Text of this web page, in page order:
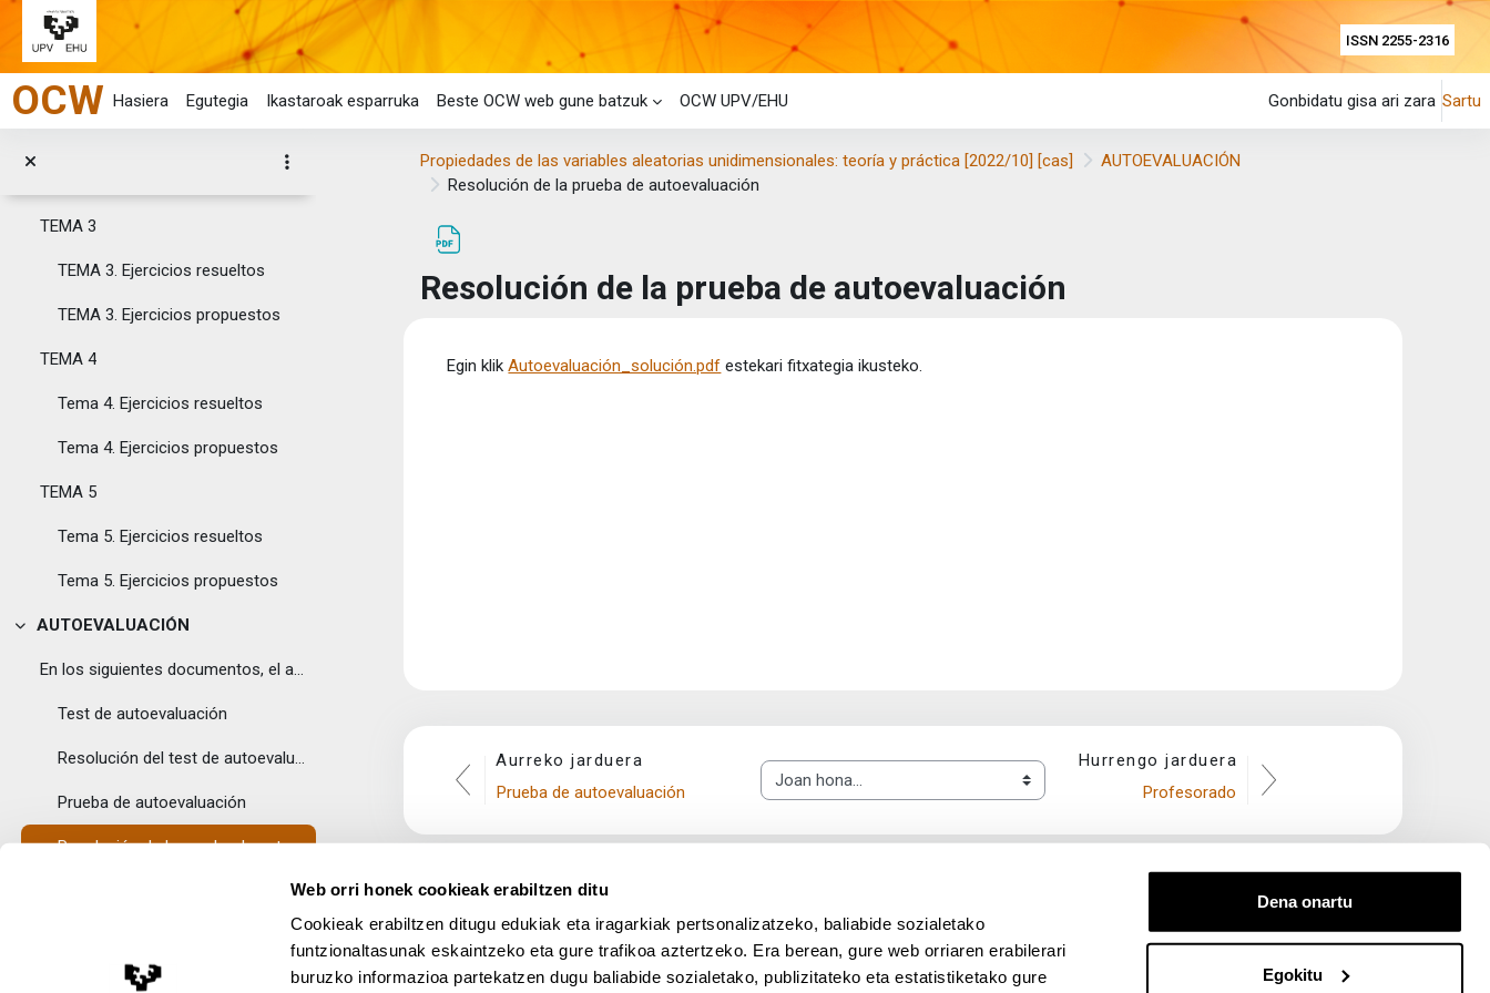
Web orri honek cookieak erabiltzen ditu
Cookieak erabiltzen ditugu edukiak eta iragarkiak pertsonalizatzeko, baliabide sozialetako
funtzionaltasunak eskaintzeko eta gure trafikoa aztertzeko. Era berean, gure web orriaren erabilerari
buruzko informazioa partekatzen dugu baliabide sozialetako, publizitateko eta estatistiketako gure
Dena onartu
Egokitu
ISSN 2255-2316
Joan eduki nagusira zuzenean
OCW Hasiera Egutegia Ikastaroak esparruka Beste OCW web gune batzuk OCW UPV/EHU Gonbidatu gisa ari zara Sartu
Tema 1. Ejercicios resueltos
Tema 1. Ejercicios propuestos
TEMA 2
TEMA 3
TEMA 3. Ejercicios resueltos
TEMA 3. Ejercicios propuestos
TEMA 4
Tema 4. Ejercicios resueltos
Tema 4. Ejercicios propuestos
TEMA 5
Tema 5. Ejercicios resueltos
Tema 5. Ejercicios propuestos
Tolestu
AUTOEVALUACIÓN
En los siguientes documentos, el alumnado podrá en...
Test de autoevaluación
Resolución del test de autoevaluación
Prueba de autoevaluación
Resolución de la prueba de autoevaluación
En este documento se muestra la información referi...
Profesorado
Propiedades de las variables aleatorias unidimensionales: teoría y práctica [2022/10] [cas]
AUTOEVALUACIÓN
Resolución de la prueba de autoevaluación
Resolución de la prueba de autoevaluación
Egin klikAutoevaluación_solución.pdf estekari fitxategia ikusteko.
Aurreko jarduera
Prueba de autoevaluación
Joan hona...
Hurrengo jarduera
Profesorado
Lege Oharra App deskargatu UPV/EHU en Facebook (abre ventana nueva)
UPV/EHU en Twitter (abre ventana nueva)
UPV/EHU en LinkedIn (abre ventana nueva)
UPV/EHU en YouTube (abre ventana nueva)